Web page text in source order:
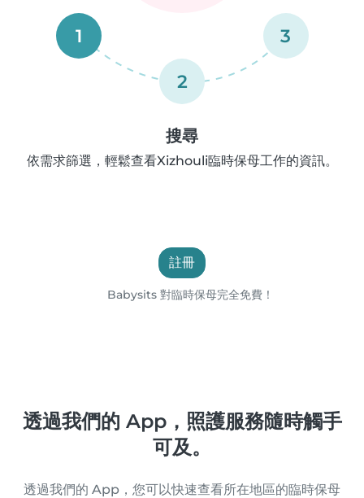
1
2
3
搜尋
依需求篩選，輕鬆查看Xizhouli臨時保母工作的資訊。
註冊
Babysits 對臨時保母完全免費！
透過我們的 App，照護服務隨時觸手
可及。
透過我們的 App，您可以快速查看所在地區的臨時保母